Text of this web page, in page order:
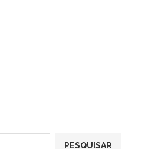
PESQUISAR